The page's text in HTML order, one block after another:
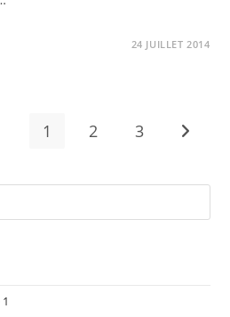
24 JUILLET 2014
1 2 3 Aller à